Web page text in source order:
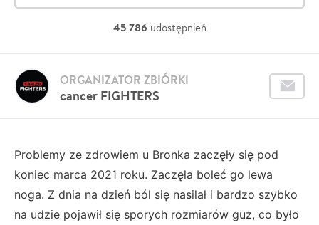
45 786 udostępnień
cancer FIGHTERS
ORGANIZATOR ZBIÓRKI
Problemy ze zdrowiem u Bronka zaczęły się pod
koniec marca 2021 roku. Zaczęła boleć go lewa
noga. Z dnia na dzień ból się nasilał i bardzo szybko
na udzie pojawił się sporych rozmiarów guz, co było